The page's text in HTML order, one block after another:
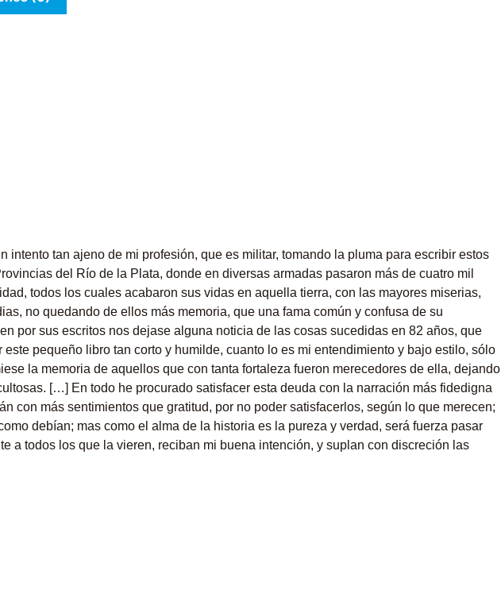
intento tan ajeno de mi profesión, que es militar, tomando la pluma para escribir estos
del Río de la Plata, donde en diversas armadas pasaron más de cuatro mil
todos los cuales acabaron sus vidas en aquella tierra, con las mayores miserias,
no quedando de ellos más memoria, que una fama común y confusa de su
por sus escritos nos dejase alguna noticia de las cosas sucedidas en 82 años, que
pequeño libro tan corto y humilde, cuanto lo es mi entendimiento y bajo estilo, sólo
la memoria de aquellos que con tanta fortaleza fueron merecedores de ella, dejando
[…] En todo he procurado satisfacer esta deuda con la narración más fidedigna
con más sentimientos que gratitud, por no poder satisfacerlos, según lo que merecen;
debían; mas como el alma de la historia es la pureza y verdad, será fuerza pasar
a todos los que la vieren, reciban mi buena intención, y suplan con discreción las